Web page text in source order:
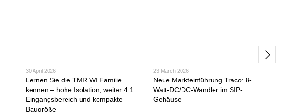
30 April 2026
Lernen Sie die TMR WI Familie
kennen – hohe Isolation, weiter 4:1
Eingangsbereich und kompakte
Baugröße
23 March 2026
Neue Markteinführung Traco: 8-
Watt-DC/DC-Wandler im SIP-
Gehäuse